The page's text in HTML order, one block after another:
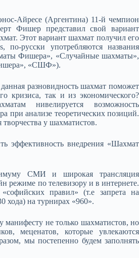
Айресе (Аргентина) 11-й чемпион
Фишер представил свой вариант
Этот вариант шахмат получил его
по-русски употребляются названия
Фишера», «Случайные шахматы»,
«СШФ»).
разновидность шахмат поможет
кризиса, так и из экономического?
нивелируется возможность
при анализе теоретических позиций.
творчества у шахматистов.
эффективность внедрения «Шахмат
СМИ и широкая трансляция
режиме по телевизору и в интернете.
«софийских правил» (т.е запрета на
хода) на турнирах «960».
манифесту не только шахматистов, но
меценатов, которые увлекаются
мы постепенно будем заполнять